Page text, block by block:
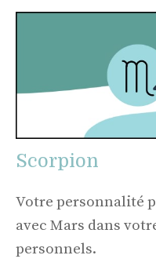
Scorpion
Votre personnalité
avec Mars dans
personnels.